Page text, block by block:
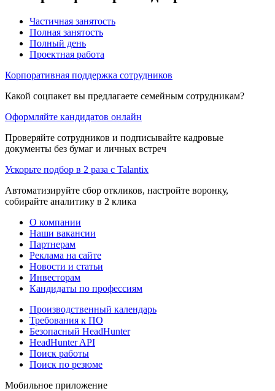
Частичная занятость
Полная занятость
Полный день
Проектная работа
Корпоративная поддержка сотрудников
Какой соцпакет вы предлагаете семейным сотрудникам?
Оформляйте кандидатов онлайн
Проверяйте сотрудников и подписывайте кадровые
документы без бумаг и личных встреч
Ускорьте подбор в 2 раза с Talantix
Автоматизируйте сбор откликов, настройте воронку,
собирайте аналитику в 2 клика
О компании
Наши вакансии
Партнерам
Реклама на сайте
Новости и статьи
Инвесторам
Кандидаты по профессиям
Производственный календарь
Требования к ПО
Безопасный HeadHunter
HeadHunter API
Поиск работы
Поиск по резюме
Мобильное приложение